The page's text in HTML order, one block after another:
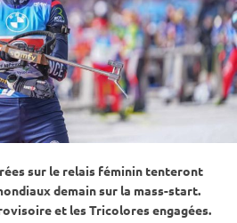
sur le relais féminin tenteront
demain sur la mass-start.
et les Tricolores engagées.